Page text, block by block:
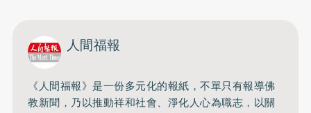
人間福報
《人間福報》是一份多元化的報紙，不單只有報導佛
教新聞，乃以推動祥和社會、淨化人心為職志，以關